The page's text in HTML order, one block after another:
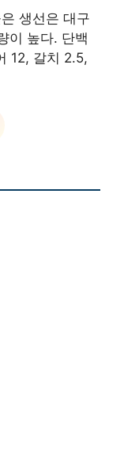
생선은 대구
이 높다. 단백
12, 갈치 2.5,